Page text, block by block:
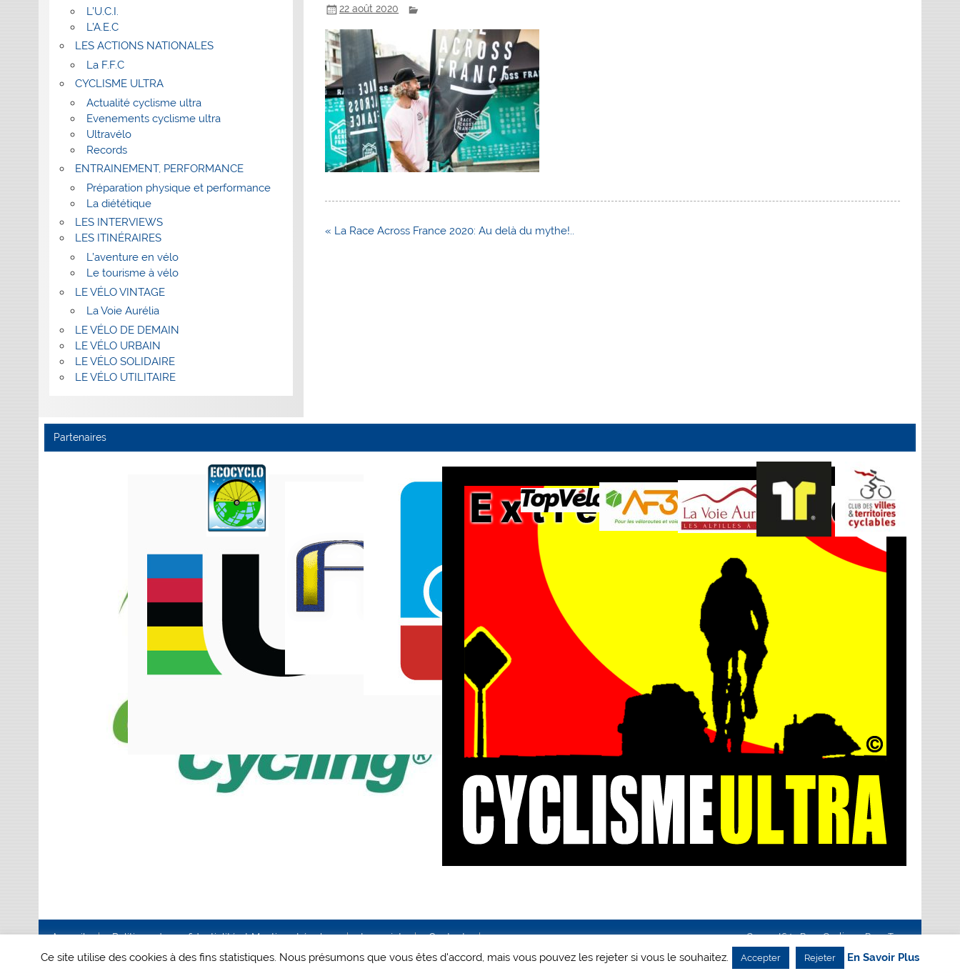
22 août 2020
Navigation
« La Race Across France 2020: Au delà du mythe!..
L’U.C.I.
L’A.E.C
LES ACTIONS NATIONALES
La F.F.C
CYCLISME ULTRA
Actualité cyclisme ultra
Evenements cyclisme ultra
Ultravélo
Records
ENTRAINEMENT, PERFORMANCE
Préparation physique et performance
La diététique
LES INTERVIEWS
LES ITINÉRAIRES
L’aventure en vélo
Le tourisme à vélo
LE VÉLO VINTAGE
La Voie Aurélia
LE VÉLO DE DEMAIN
LE VÉLO URBAIN
LE VÉLO SOLIDAIRE
LE VÉLO UTILITAIRE
Partenaires
Accueil Politique de confidentialité et Mentions Légales Le projet Contact Creanet64- Pour Cyclisme Pour Tous
Ce site utilise des cookies à des fins statistiques. Nous présumons que vous êtes d'accord, mais vous pouvez les rejeter si vous le souhaitez. Accepter Rejeter En Savoir Plus